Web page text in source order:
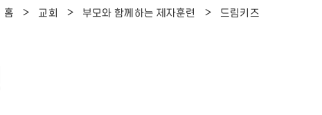
홈 > 교회 > 부모와 함께하는 제자훈련 > 드림키즈